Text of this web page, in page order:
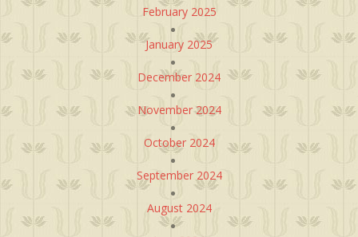
February 2025
January 2025
December 2024
November 2024
October 2024
September 2024
August 2024